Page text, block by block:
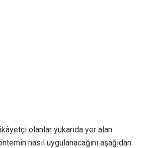
olanlar yukarıda yer alan
nasıl uygulanacağını aşağıdan